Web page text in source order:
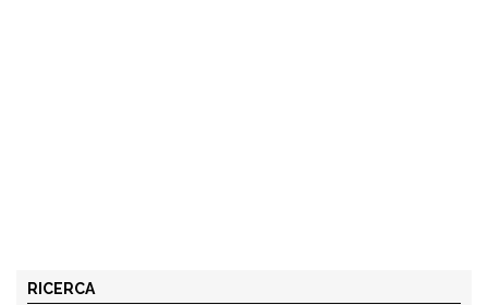
RICERCA